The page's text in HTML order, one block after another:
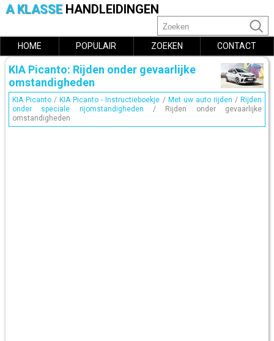
A KLASSE HANDLEIDINGEN
HOME POPULAIR ZOEKEN CONTACT
KIA Picanto: Rijden onder gevaarlijke
omstandigheden
KIA Picanto / KIA Picanto - Instructieboekje / Met uw auto rijden / Rijden
onder speciale rijomstandigheden / Rijden onder gevaarlijke
omstandigheden